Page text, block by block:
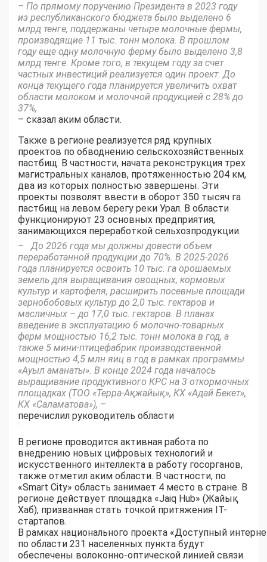
– По прямому поручению Президента в 2023 году
из республиканского бюджета было выделено 6
млрд тенге, поддержаны четыре молочные фермы,
производящие 11 тыс. тонн молока. В прошлом
году еще одну молочную ферму было выделено 3,8
млрд тенге. Кроме того, в текущем году за счет
частных инвестиций реализуется один проект. До
конца текущего года планируется увеличить охват
области молоком и молочной продукцией с 28% до
37%,
– сказал аким области.
Также в регионе реализуется ряд крупных
проектов по обводнению сельскохозяйственных
пастбищ. В частности, начата реконструкция трех
магистральных каналов, протяженностью 204 км,
два из которых полностью завершены. Эти
проекты позволят ввести в оборот 350 тысяч га
пастбищ на левом берегу реки Урал. В области
функционируют 23 основных предприятия,
занимающихся переработкой сельхозпродукции.
– До 2026 года мы должны довести объем
переработанной продукции до 70%. В 2025-2026
года планируется освоить 10 тыс. га орошаемых
земель для выращивания овощных, кормовых
культур и картофеля, расширить посевные площади
зернобобовых культур до 2,0 тыс. гектаров и
масличных – до 17,0 тыс. гектаров. В планах
введение в эксплуатацию 6 молочно-товарных
ферм мощностью 16,2 тыс. тонн молока в год, а
также 5 мини-птицефабрик производственной
мощностью 4,5 млн яиц в год в рамках программы
«Ауыл аманаты». В конце 2024 года началось
выращивание продуктивного КРС на 3 откормочных
площадках (ТОО «Терра-Ақжайық», КХ «Адай Бекет»,
КХ «Саламатова»), –
перечислил руководитель области
.
В регионе проводится активная работа по
внедрению новых цифровых технологий и
искусственного интеллекта в работу госорганов,
также отметил аким области. В частности, по
«Smart City» область занимает 4 место в стране. В
регионе действует площадка «Jaiq Hub» (Жайық
Хаб), призванная стать точкой притяжения IT-
стартапов.
В рамках национального проекта «Доступный
по области 231 населенных пункта будут
обеспечены волоконно-оптической линией связи.